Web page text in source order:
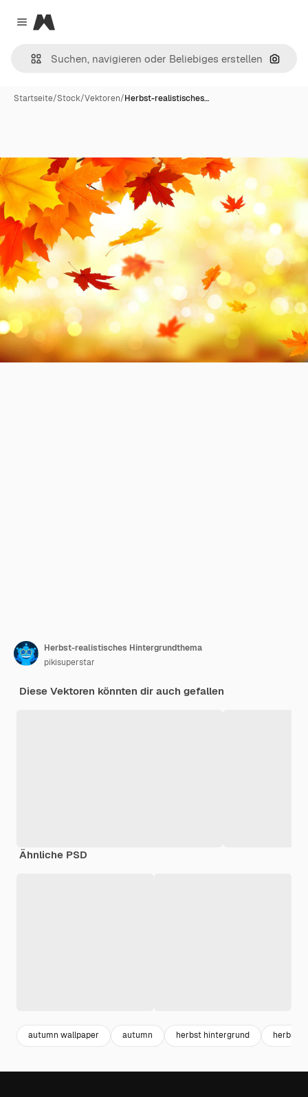
Close menu
Magnific
Nach
Startseite/Stock/Vektoren/Herbst-realistisches…
Herbst-realistisches Hintergrundthema
pikisuperstar
Diese Vektoren könnten dir auch gefallen
Ähnliche PSD
autumn wallpaper autumn herbst hintergrund herbst